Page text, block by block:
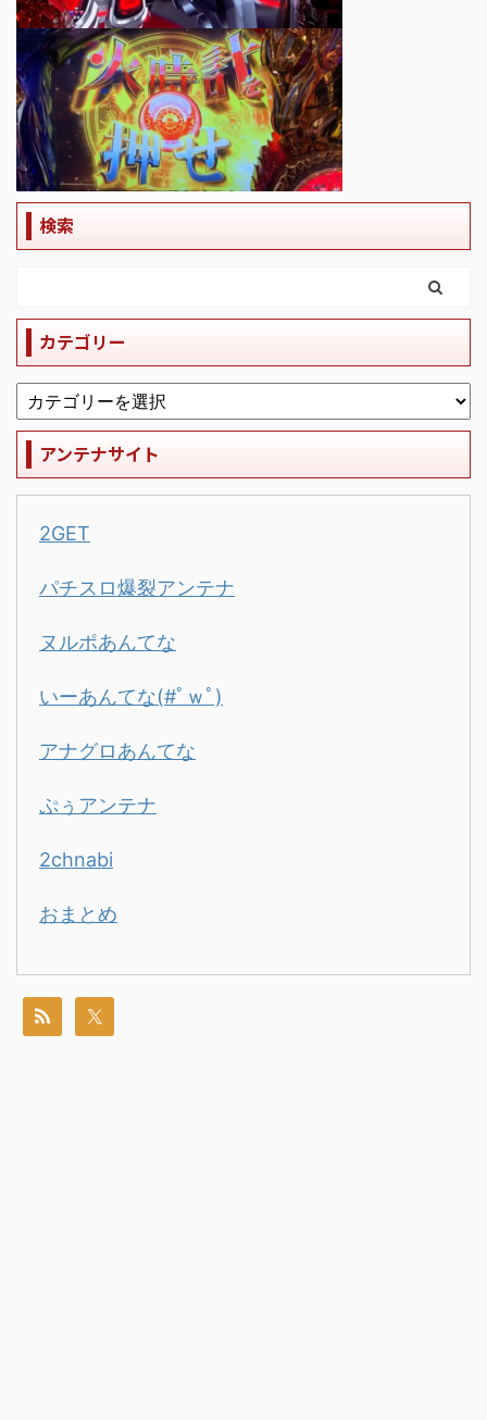
検索
カテゴリー
アンテナサイト
2GET
パチスロ爆裂アンテナ
ヌルポあんてな
いーあんてな(#ﾟｗﾟ)
アナグロあんてな
ぷぅアンテナ
2chnabi
おまとめ